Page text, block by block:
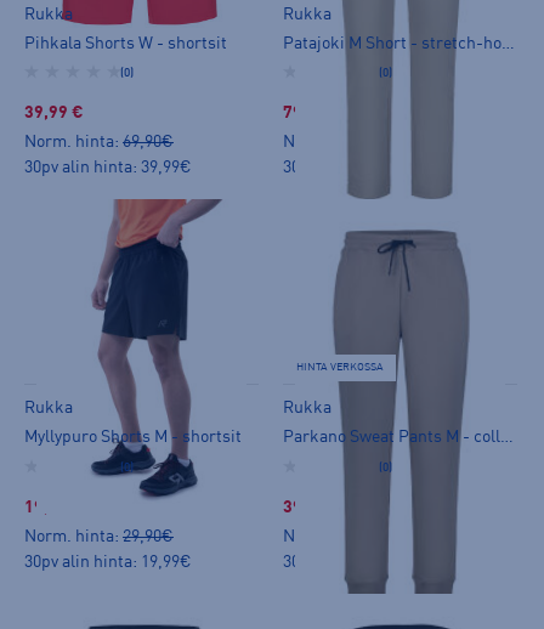
Rukka
Pihkala Shorts W - shortsit
(0)
39,99 €
Norm. hinta: 69,90€
30pv alin hinta: 39,99€
Rukka
Patajoki M Short - stretch-housut
(0)
79,99 €
Norm. hinta:
30pv alin hinta: 79,99€
Rukka
Myllypuro Shorts M - shortsit
(0)
19,99 €
Norm. hinta: 29,90€
30pv alin hinta: 19,99€
HINTA VERKOSSA
Rukka
Parkano Sweat Pants M - collegehousut
(0)
39,99 €
Norm. hinta:
30pv alin hinta: 39,99€